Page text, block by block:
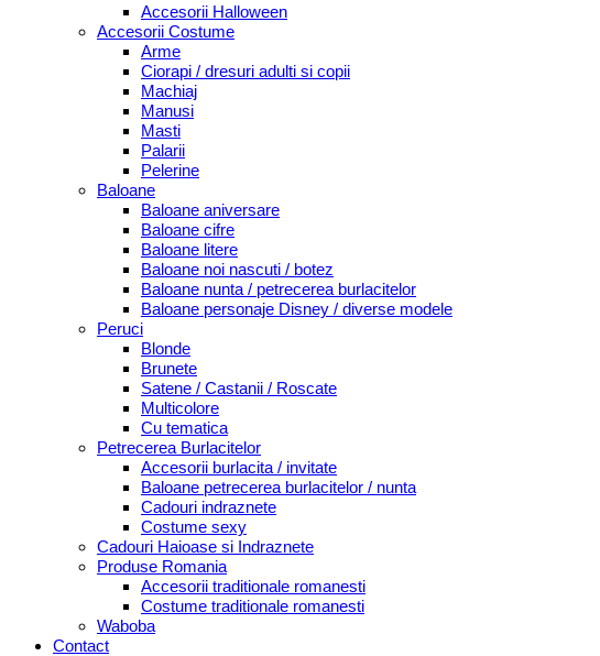
Accesorii Halloween
Accesorii Costume
Arme
Ciorapi / dresuri adulti si copii
Machiaj
Manusi
Masti
Palarii
Pelerine
Baloane
Baloane aniversare
Baloane cifre
Baloane litere
Baloane noi nascuti / botez
Baloane nunta / petrecerea burlacitelor
Baloane personaje Disney / diverse modele
Peruci
Blonde
Brunete
Satene / Castanii / Roscate
Multicolore
Cu tematica
Petrecerea Burlacitelor
Accesorii burlacita / invitate
Baloane petrecerea burlacitelor / nunta
Cadouri indraznete
Costume sexy
Cadouri Haioase si Indraznete
Produse Romania
Accesorii traditionale romanesti
Costume traditionale romanesti
Waboba
Contact